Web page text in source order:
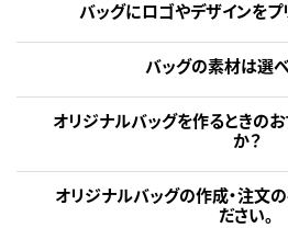
バッグにロゴやデザインをプ
バッグの素材は選
オリジナルバッグを作るときの
か？
オリジナルバッグの作成・注文
ださい。